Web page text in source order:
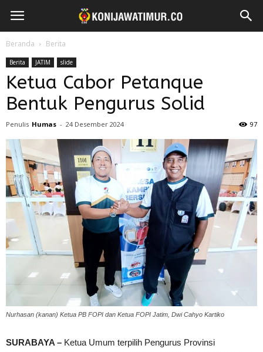
Beranda Berita
Berita JATIM slide
Ketua Cabor Petanque
Bentuk Pengurus Solid
Penulis Humas - 24 Desember 2024 97
Nurhasan (kanan) Ketua PB FOPI dan Ketua FOPI Jatim, Dwi Cahyo Kartiko
SURABAYA – Ketua Umum terpilih Pengurus Provinsi